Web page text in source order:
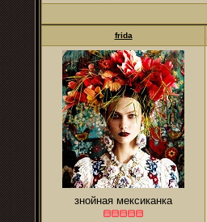
frida
знойная мексиканка